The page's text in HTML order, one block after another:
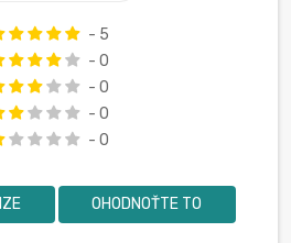
- 5
- 0
- 0
- 0
- 0
OHODNOŤTE TO